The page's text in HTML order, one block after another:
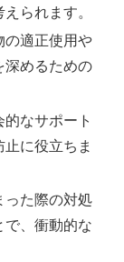
られます。
の適正使用や
深めるための
なサポート
に役立ちま
った際の対処
で、衝動的な